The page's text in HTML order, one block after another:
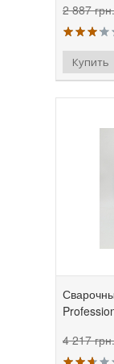
2 887 грн.
4 217 грн.